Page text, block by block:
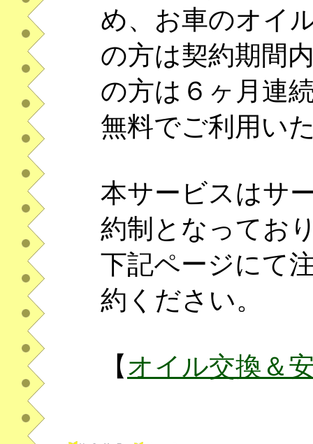
め、お車のオイ
の方は契約期間
の方は６ヶ月連
無料でご利用い
本サービスはサ
約制となってお
下記ページにて
約ください。
【 オイル交換＆